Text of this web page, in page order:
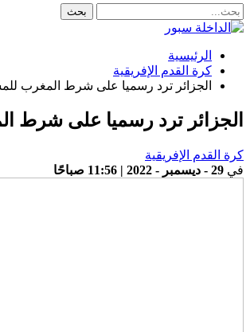
الرئيسية
كرة القدم الإفريقية
الجزائر ترد رسميا على شرط المغرب للمشاركة في
الجزائر ترد رسميا على شرط المغرب
كرة القدم الإفريقية
في 29 - ديسمبر - 2022 | 11:56 صباحًا